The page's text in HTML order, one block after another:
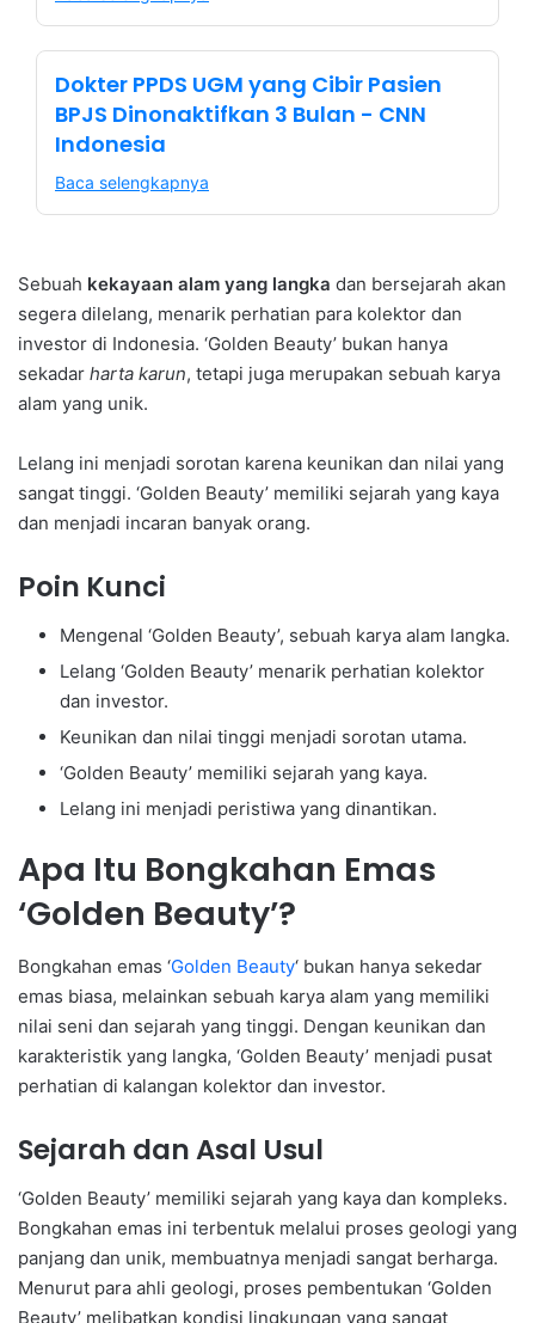
Dokter PPDS UGM yang Cibir Pasien
BPJS Dinonaktifkan 3 Bulan - CNN
Indonesia
Baca selengkapnya
Sebuah kekayaan alam yang langka dan bersejarah akan
segera dilelang, menarik perhatian para kolektor dan
investor di Indonesia. ‘Golden Beauty’ bukan hanya
sekadar harta karun, tetapi juga merupakan sebuah karya
alam yang unik.
Lelang ini menjadi sorotan karena keunikan dan nilai yang
sangat tinggi. ‘Golden Beauty’ memiliki sejarah yang kaya
dan menjadi incaran banyak orang.
Poin Kunci
Mengenal ‘Golden Beauty’, sebuah karya alam langka.
Lelang ‘Golden Beauty’ menarik perhatian kolektor
dan investor.
Keunikan dan nilai tinggi menjadi sorotan utama.
‘Golden Beauty’ memiliki sejarah yang kaya.
Lelang ini menjadi peristiwa yang dinantikan.
Apa Itu Bongkahan Emas
‘Golden Beauty’?
Bongkahan emas ‘Golden Beauty‘ bukan hanya sekedar
emas biasa, melainkan sebuah karya alam yang memiliki
nilai seni dan sejarah yang tinggi. Dengan keunikan dan
karakteristik yang langka, ‘Golden Beauty’ menjadi pusat
perhatian di kalangan kolektor dan investor.
Sejarah dan Asal Usul
‘Golden Beauty’ memiliki sejarah yang kaya dan kompleks.
Bongkahan emas ini terbentuk melalui proses geologi yang
panjang dan unik, membuatnya menjadi sangat berharga.
Menurut para ahli geologi, proses pembentukan ‘Golden
Beauty’ melibatkan kondisi lingkungan yang sangat